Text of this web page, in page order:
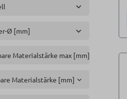
Ø [mm]
Materialstärke max [mm]
Materialstärke [mm]